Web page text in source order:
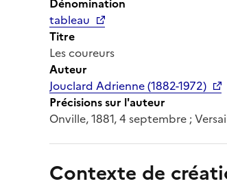
tableau
Titre
Les coureurs
Auteur
Jouclard Adrienne (1882-1972)
Précisions sur l'auteur
Onville, 1881, 4 septembre ;
Contexte de